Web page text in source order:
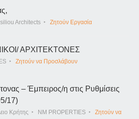
Architects Ζητούν Εργασία
ΑΡΧΙΤΕΚΤΟΝΕΣ
Ζητούν να Προσλάβουν
– Έμπειρος/η στις Ρυθμίσεις
17)
Κρήτης NM PROPERTIES
Ζητούν να